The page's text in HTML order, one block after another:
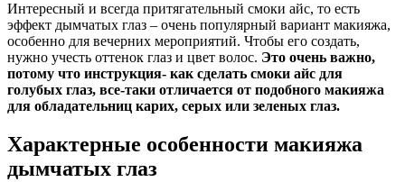
Интересный и всегда притягательный смоки айс, то есть
эффект дымчатых глаз – очень популярный вариант макияжа,
особенно для вечерних мероприятий. Чтобы его создать,
нужно учесть оттенок глаз и цвет волос. Это очень важно,
потому что инструкция- как сделать смоки айс для
голубых глаз, все-таки отличается от подобного макияжа
для обладательниц карих, серых или зеленых глаз.
Характерные особенности макияжа
дымчатых глаз